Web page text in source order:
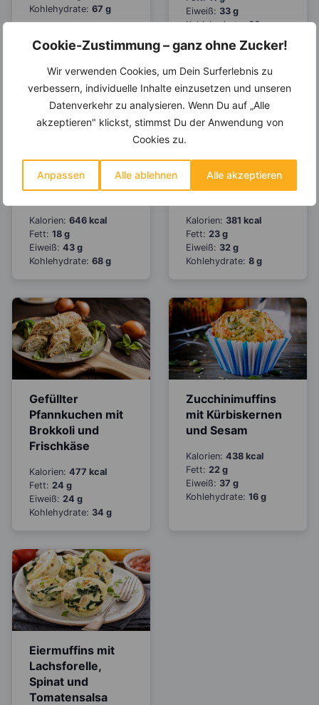
Cookie-Zustimmung – ganz ohne Zucker!
Wir verwenden Cookies, um Dein Surferlebnis zu
verbessern, individuelle Inhalte einzusetzen und unseren
Datenverkehr zu analysieren. Wenn Du auf „Alle
akzeptieren" klickst, stimmst Du der Anwendung von
Cookies zu.
Anpassen Alle ablehnen Alle akzeptieren
Kohlehydrate: 67 g
Eiweiß: 33 g
Kohlehydrate:36 g
Zucchini-Muffins
mit Oliven und
Parmesan
Kalorien: 646 kcal
Fett: 18 g
Eiweiß: 43 g
Kohlehydrate: 68 g
Gemüse-
Eiermuffins mit
Käse überbacken
Kalorien: 381 kcal
Fett: 23 g
Eiweiß: 32 g
Kohlehydrate: 8 g
Gefüllter
Pfannkuchen mit
Brokkoli und
Frischkäse
Kalorien: 477 kcal
Fett: 24 g
Eiweiß: 24 g
Kohlehydrate: 34 g
Zucchinimuffins
mit Kürbiskernen
und Sesam
Kalorien: 438 kcal
Fett: 22 g
Eiweiß: 37 g
Kohlehydrate: 16 g
Eiermuffins mit
Lachsforelle,
Spinat und
Tomatensalsa